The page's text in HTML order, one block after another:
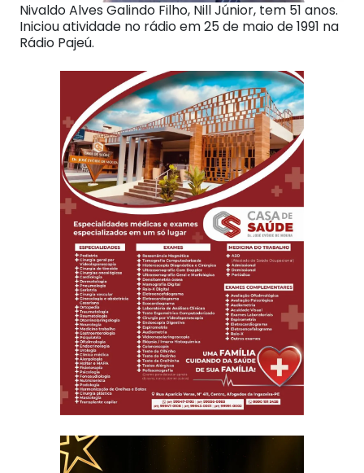
Nivaldo Alves Galindo Filho, Nill Júnior, tem 51 anos.
Iniciou atividade no rádio em 25 de maio de 1991 na
Rádio Pajeú.